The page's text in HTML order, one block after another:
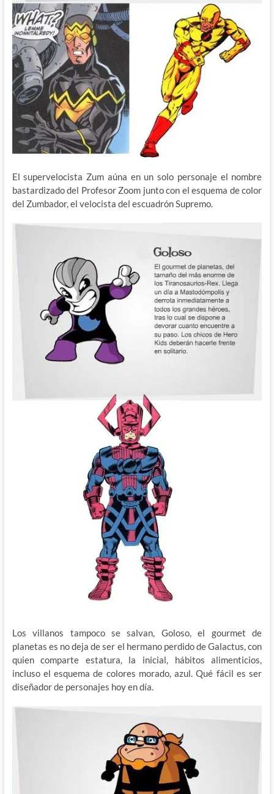
El supervelocista Zum aúna en un solo personaje el nombre
bastardizado del Profesor Zoom junto con el esquema de color
del Zumbador, el velocista del escuadrón Supremo.
Los villanos tampoco se salvan, Goloso, el gourmet de
planetas es no deja de ser el hermano perdido de Galactus, con
quien comparte estatura, la inicial, hábitos alimenticios,
incluso el esquema de colores morado, azul. Qué fácil es ser
diseñador de personajes hoy en día.